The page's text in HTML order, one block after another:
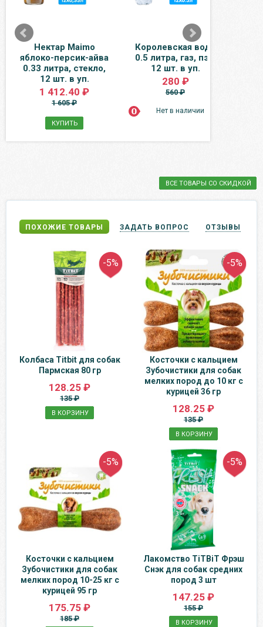
Нектар Maimo
яблоко-персик-айва
0.33 литра, стекло,
12 шт. в уп.
1 412.40 ₽
1 605 ₽
КУПИТЬ
Королевская вода
0.5 литра, газ, пэт,
12 шт. в уп.
280 ₽
560 ₽
Нет в наличии
ВСЕ ТОВАРЫ СО СКИДКОЙ
ПОХОЖИЕ ТОВАРЫ ЗАДАТЬ ВОПРОС ОТЗЫВЫ
-5%
Колбаса Titbit для собак
Пармская 80 гр
128.25 ₽
135 ₽
В КОРЗИНУ
-5%
Косточки с кальцием
Зубочистики для собак
мелких пород до 10 кг с
курицей 36 гр
128.25 ₽
135 ₽
В КОРЗИНУ
-5%
Косточки с кальцием
Зубочистики для собак
мелких пород 10-25 кг с
курицей 95 гр
175.75 ₽
185 ₽
-5%
Лакомство TiTBiT Фрэш
Снэк для собак средних
пород 3 шт
147.25 ₽
155 ₽
В КОРЗИНУ